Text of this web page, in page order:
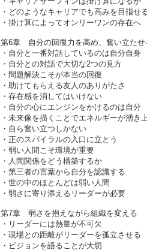
・どのようなキャリアでも高みを目指せ
・掛け算によってオンリーワンの存在へ
第6章 自分の回復力を高め、奮い立たせ
・自分と一番対話しているのは自分自身
・自分との対話で大切な2つの見方
・問題解決こそが本当の回復
・助けてもらえる友人のありがたさ
・存在感を消してはいけない
・自分の心にエンジンをかけるのは自分
・未来像を描くことでエネルギーが湧き
・自ら奮い立つしかない
・正のスパイラルの入口に立とう
・弱い人間こそ環境が重要
・人間関係をどう構築するか
・第三者の言葉から自分を認識する
・世の中のほとんどは弱い人間
・弱さに寄り添えるリーダーが必要
第7章 弱さを抱えながら組織を変える
・リーダーには熱量が不可欠
・現場との距離がリーダーを孤立させる
・ビジョンを語ることが大切